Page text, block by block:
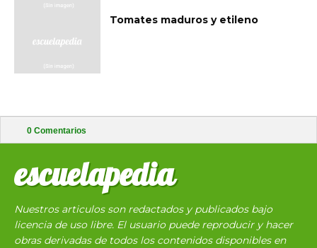
Tomates maduros y etileno
0 Comentarios
escuelapedia
Nuestros articulos son redactados y publicados bajo
licencia de uso libre. El usuario puede reproducir y hacer
obras derivadas de todos los contenidos disponibles en